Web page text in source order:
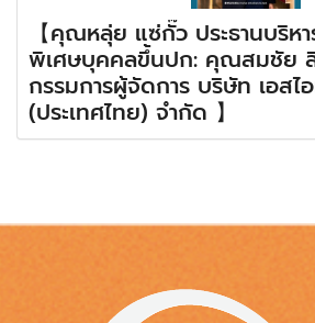
【คุณหลุ่ย แซ่กั๊ว ประธานบริ
พิเศษบุคคลขึ้นปก: คุณสมชัย
กรรมการผู้จัดการ บริษัท เอส
(ประเทศไทย) จำกัด 】